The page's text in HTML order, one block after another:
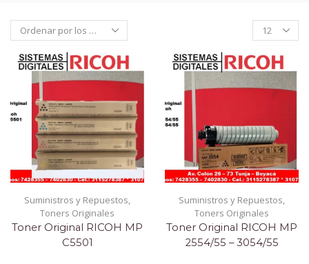
Products
per
Suministros y Repuestos,
Toners Originales
Toner Original RICOH MP
C5501
Suministros y Repuestos,
Toners Originales
Toner Original RICOH MP
2554/55 – 3054/55